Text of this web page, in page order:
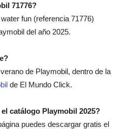
71776?
fun (referencia 71776)
del año 2025.
de Playmobil, dentro de la
de El Mundo Click.
catálogo Playmobil 2025?
puedes descargar gratis el